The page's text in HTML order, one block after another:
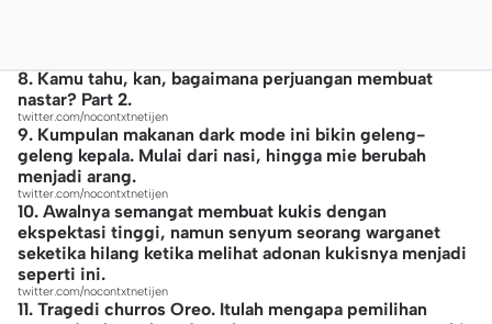
8. Kamu tahu, kan, bagaimana perjuangan membuat
nastar? Part 2.
twitter.com/nocontxtnetijen
9. Kumpulan makanan dark mode ini bikin geleng-
geleng kepala. Mulai dari nasi, hingga mie berubah
menjadi arang.
twitter.com/nocontxtnetijen
10. Awalnya semangat membuat kukis dengan
ekspektasi tinggi, namun senyum seorang warganet
seketika hilang ketika melihat adonan kukisnya menjadi
seperti ini.
twitter.com/nocontxtnetijen
11. Tragedi churros Oreo. Itulah mengapa pemilihan